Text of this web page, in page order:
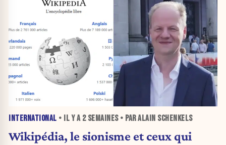
INTERNATIONAL • IL Y A 2 SEMAINES• PAR ALAIN SCHENKELS
Wikipédia, le sionisme et ceux qui